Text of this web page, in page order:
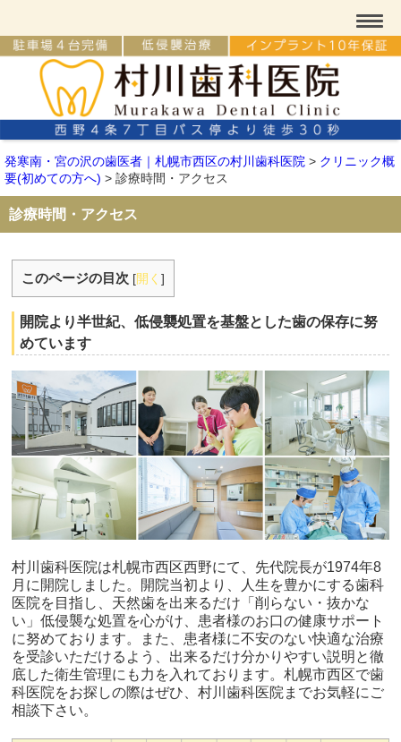
発寒南・宮の沢の歯医者｜札幌市西区の村川歯科医院 > クリニック概
要(初めての方へ) > 診療時間・アクセス
診療時間・アクセス
このページの目次 [開く]
開院より半世紀、低侵襲処置を基盤とした歯の保存に努
めています
村川歯科医院は札幌市西区西野にて、先代院長が1974年8
月に開院しました。開院当初より、人生を豊かにする歯科
医院を目指し、天然歯を出来るだけ「削らない・抜かな
い」低侵襲な処置を心がけ、患者様のお口の健康サポート
に努めております。また、患者様に不安のない快適な治療
を受診いただけるよう、出来るだけ分かりやすい説明と徹
底した衛生管理にも力を入れております。札幌市西区で歯
科医院をお探しの際はぜひ、村川歯科医院までお気軽にご
相談下さい。